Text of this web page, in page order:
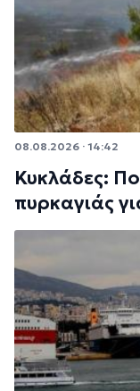
08.08.2026 · 14:42
Κυκλάδες:
πυρκαγιάς